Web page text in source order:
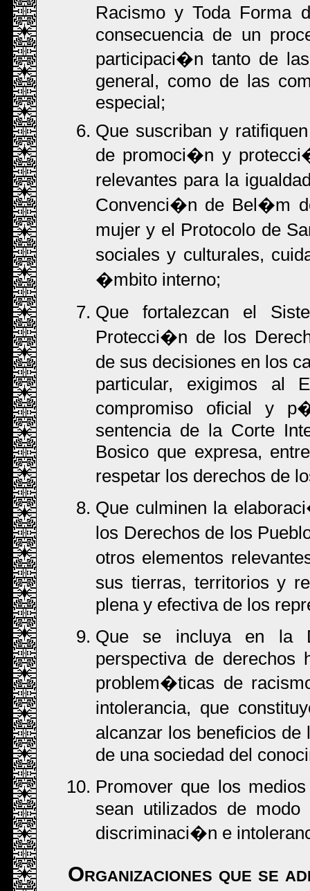
Racismo y Toda Forma
consecuencia de un
participaci�n tanto de
general, como de las
especial;
Que suscriban y
de promoci�n y
relevantes para la
Convenci�n de Bel�m
mujer y el Protocolo de
sociales y culturales,
�mbito interno;
Que fortalezcan el
Protecci�n de los
de sus decisiones en los
particular, exigimos al
compromiso oficial y
sentencia de la Corte
Bosico que expresa,
respetar los derechos de
Que culminen la
los Derechos de los
otros elementos
sus tierras, territorios y
plena y efectiva de los
Que se incluya en la
perspectiva de derechos
problem�ticas de
intolerancia, que
alcanzar los beneficios
de una sociedad del
Promover que los
sean utilizados de
discriminaci�n e
Organizaciones que se